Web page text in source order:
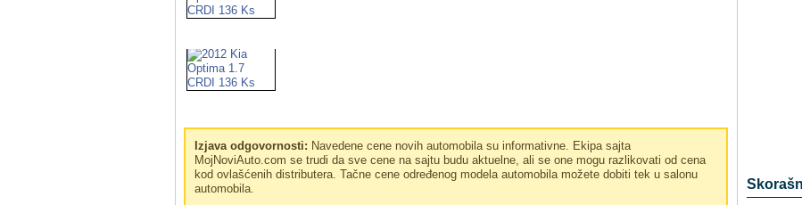
Izjava odgovornosti: Navedene cene novih automobila su informativne. Ekipa sajta
MojNoviAuto.com se trudi da sve cene na sajtu budu aktuelne, ali se one mogu razlikovati od cena
kod ovlašćenih distributera. Tačne cene određenog modela automobila možete dobiti tek u salonu
automobila.